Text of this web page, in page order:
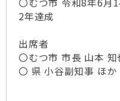
2年達成
出席者
〇むつ市 市長 山本 知
〇 県 小谷副知事 ほか